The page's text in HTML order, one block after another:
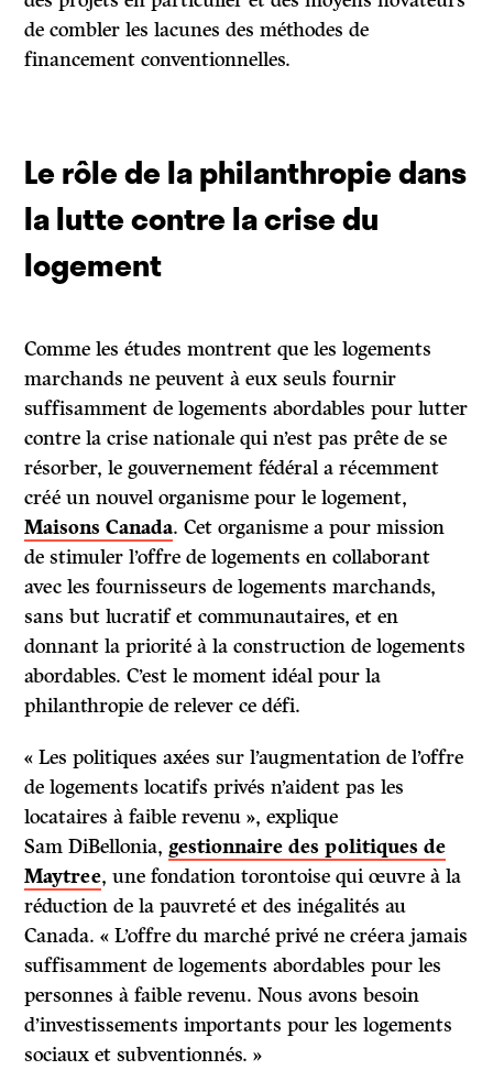
de combler les lacunes des méthodes de
financement conventionnelles.
Le rôle de la philanthropie dans
la lutte contre la crise du
logement
Comme les études montrent que les logements
marchands ne peuvent à eux seuls fournir
suffisamment de logements abordables pour lutter
contre la crise nationale qui n’est pas prête de se
résorber, le gouvernement fédéral a récemment
créé un nouvel organisme pour le logement,
Maisons Canada. Cet organisme a pour mission
de stimuler l’offre de logements en collaborant
avec les fournisseurs de logements marchands,
sans but lucratif et communautaires, et en
donnant la priorité à la construction de logements
abordables. C’est le moment idéal pour la
philanthropie de relever ce défi.
« Les politiques axées sur l’augmentation de l’offre
de logements locatifs privés n’aident pas les
locataires à faible revenu », explique
Sam DiBellonia,gestionnaire des politiques de
Maytree, une fondation torontoise qui œuvre à la
réduction de la pauvreté et des inégalités au
Canada. « L’offre du marché privé ne créera jamais
suffisamment de logements abordables pour les
personnes à faible revenu. Nous avons besoin
d’investissements importants pour les logements
sociaux et subventionnés. »